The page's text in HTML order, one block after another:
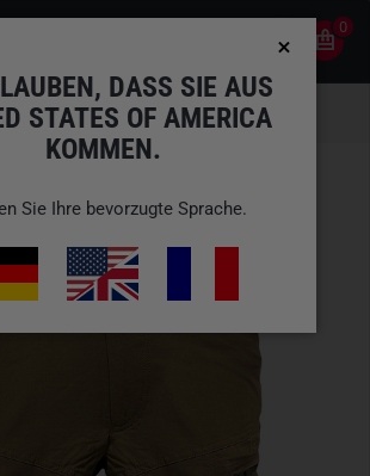
0
DASS SIE AUS
STATES OF AMERICA
KOMMEN.
Sie Ihre bevorzugte Sprache.